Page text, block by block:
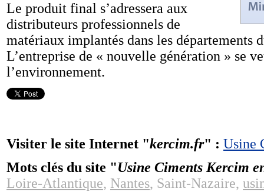
Le produit final s’adressera aux
distributeurs professionnels de
matériaux implantés dans les départements
L’entreprise de « nouvelle génération » se
l’environnement.
Visiter le site Internet "kercim.fr" : Usine
Mots clés du site "Usine Ciments Kercim
Loire-Atlantique, Nantes, Saint-Nazaire,